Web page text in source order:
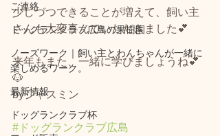
ご連絡
ドッグランクラブ広島の果樹園
ノーズワーク｜飼い主とわんちゃんが一緒に
楽しめるワーク。
最新情報
ドッグランクラブ杯
少しづつできることが増えて、飼い主
さんも大変喜んでいただきました💕
来年もまた、一緒に学びましょうね💕
🐶
byジャスミン
#ドッグランクラブ広島